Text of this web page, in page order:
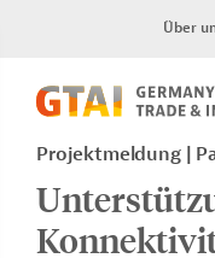
Über
Projektmeldung